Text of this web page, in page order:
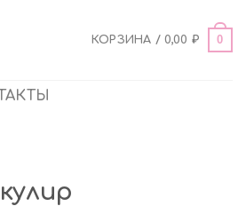
КОРЗИНА /0,00 ₽ 0